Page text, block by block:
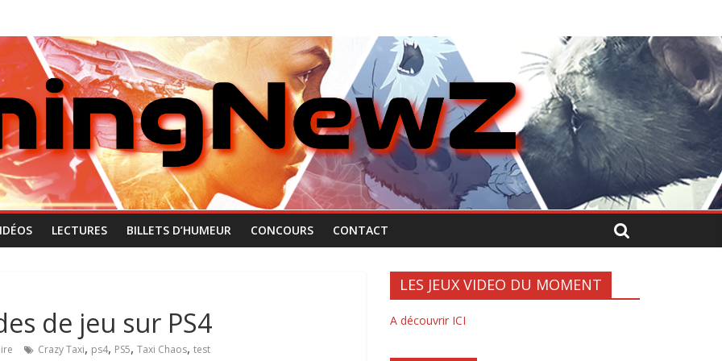
LECTURES BILLETS D’HUMEUR CONCOURS CONTACT
de jeu sur PS4
Crazy Taxi, ps4, PS5, Taxi Chaos, test
LES JEUX VIDEO DU MOMENT
A découvrir ICI